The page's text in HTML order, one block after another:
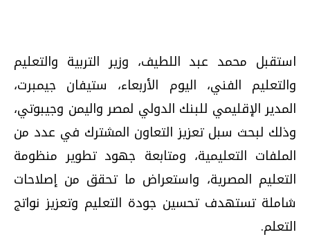
استقبل محمد عبد اللطيف، وزير التربية والتعليم
والتعليم الفني، اليوم الأربعاء، ستيفان جيمبرت،
المدير الإقليمي للبنك الدولي لمصر واليمن وجيبوتي،
وذلك لبحث سبل تعزيز التعاون المشترك في عدد من
الملفات التعليمية، ومتابعة جهود تطوير منظومة
التعليم المصرية، واستعراض ما تحقق من إصلاحات
شاملة تستهدف تحسين جودة التعليم وتعزيز نواتج
التعلم.